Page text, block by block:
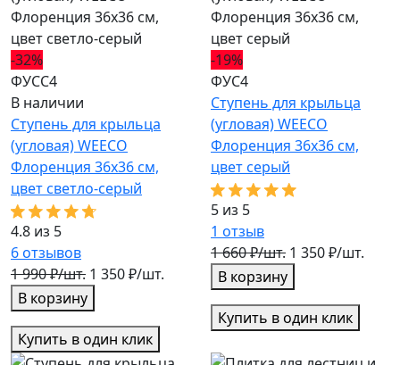
-32%
ФУСС4
В наличии
Ступень для крыльца
(угловая) WEECO
Флоренция 36х36 см,
цвет светло-серый
4.8 из 5
6отзывов
1 990 ₽/шт. 1 350 ₽/шт.
В корзину
Купить в один клик
-19%
ФУС4
Ступень для крыльца
(угловая) WEECO
Флоренция 36х36 см,
цвет серый
5 из 5
1 отзыв
1 660 ₽/шт. 1 350 ₽/шт.
В корзину
Купить в один клик